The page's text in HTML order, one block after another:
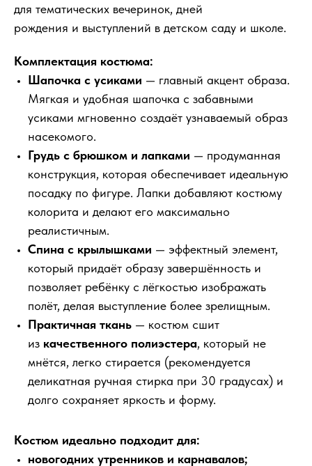
для тематических вечеринок, дней
рождения и выступлений в детском саду и школе.
Комплектация костюма:
Шапочка с усиками — главный акцент образа.
Мягкая и удобная шапочка с забавными
усиками мгновенно создаёт узнаваемый образ
насекомого.
Грудь с брюшком и лапками — продуманная
конструкция, которая обеспечивает идеальную
посадку по фигуре. Лапки добавляют костюму
колорита и делают его максимально
реалистичным.
Спина с крылышками — эффектный элемент,
который придаёт образу завершённость и
позволяет ребёнку с лёгкостью изображать
полёт, делая выступление более зрелищным.
Практичная ткань — костюм сшит
из качественного полиэстера, который не
мнётся, легко стирается (рекомендуется
деликатная ручная стирка при 30 градусах) и
долго сохраняет яркость и форму.
Костюм идеально подходит для:
новогодних утренников и карнавалов;